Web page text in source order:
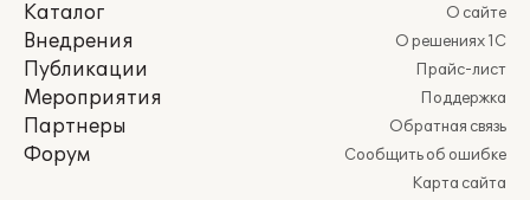
Каталог
Внедрения
Публикации
Мероприятия
Партнеры
Форум
О сайте
О решениях 1С
Прайс-лист
Поддержка
Обратная связь
Сообщить об ошибке
Карта сайта